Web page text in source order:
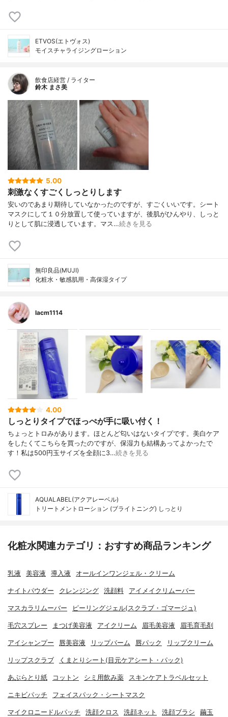
ETVOS(エトヴォス)
モイスチャライジングローション
飲食店経営 / ライター
鈴木 まさ美
5.00
刺激なくすごくしっとりします
安いのであまり期待していなかったのですが、すごくいいです。シート
マスクにして１０分放置して使っていますが、後肌がひんやり、しっと
りとして肌に浸透しています。マス…続きを見る
無印良品(MUJI)
化粧水・敏感肌用・高保湿タイプ
lacm1114
4.00
しっとりタイプでほっぺが手に吸い付く！
ちょっとトロみがあります。ほとんど匂いはないタイプです。美白ケア
をしたくてこちらを買ったのですが、保湿力も結構あってよかったで
す！私は500円玉サイズを全顔に3…続きを見る
AQUALABEL(アクアレーベル)
トリートメントローション (ブライトニング) しっとり
化粧水関連カテゴリ：おすすめ商品ランキング
乳液 美容液 導入液 オールインワンジェル・クリーム
ナイトパウダー クレンジング 洗顔料 アイメイクリムーバー
マスカラリムーバー ピーリングジェル(スクラブ・ゴマージュ)
毛穴スプレー まつげ美容液 アイクリーム 眉毛美容液 眉毛育毛剤
アイシャンプー 唇美容液 リップバーム 唇パック リップクリーム
リップスクラブ くまとりシート(目元ケアシート・パック)
あぶらとり紙 コットン シミ用飲み薬 スキンケアトラベルセット
ニキビパッチ フェイスパック・シートマスク
マイクロニードルパッチ 洗顔クロス 洗顔ネット 洗顔ブラシ 繭玉